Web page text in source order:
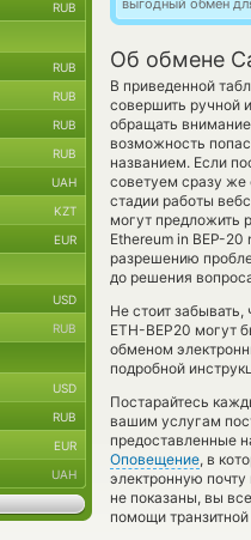
выгодный обмен
Об обмене
В приведенной
совершить ручной
обращать
возможность
названием. Если
советуем сразу же
стадии работы
могут предложить
Ethereum in BEP-
разрешению
до решения
Не стоит
ETH-BEP20 могут
обменом
подробной
Постарайтесь
вашим услугам
предоставленные
Оповещение, в
электронную
не показаны, вы
помощи
RUB
RUB
RUB
RUB
RUB
UAH
KZT
EUR
USD
RUB
USD
RUB
EUR
UAH